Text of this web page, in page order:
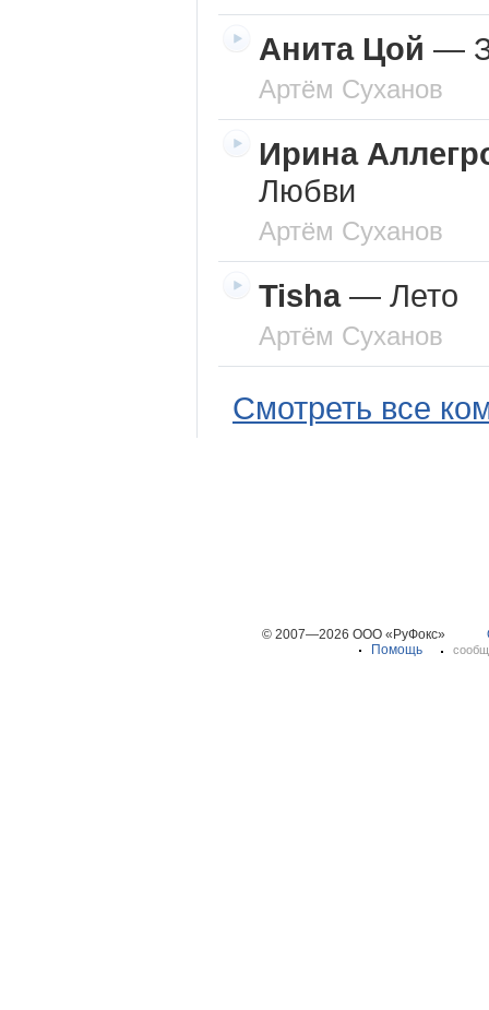
Анита Цой —
Артём Суханов
Ирина
Любви
Артём Суханов
Tisha— Лето
Артём Суханов
Смотреть все
© 2007—2026 ООО «РуФокс»
Помощь